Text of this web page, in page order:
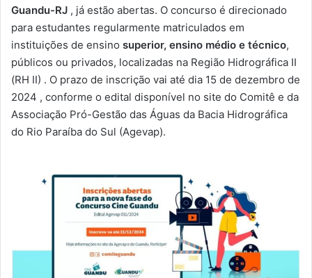
m
a
Guandu-RJ , já estão abertas. O concurso é direcionado
para estudantes regularmente matriculados em
instituições de ensino superior, ensino médio e técnico,
públicos ou privados, localizadas na Região Hidrográfica II
(RH II) . O prazo de inscrição vai até dia 15 de dezembro de
2024 , conforme o edital disponível no site do Comitê e da
Associação Pró-Gestão das Águas da Bacia Hidrográfica
do Rio Paraíba do Sul (Agevap).